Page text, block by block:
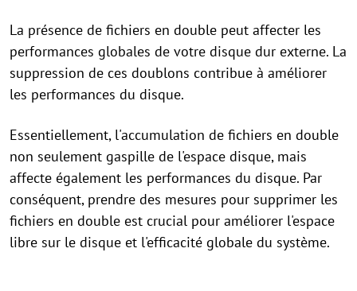
La présence de fichiers en double peut affecter les
performances globales de votre disque dur externe. La
suppression de ces doublons contribue à améliorer
les performances du disque.
Essentiellement, l'accumulation de fichiers en double
non seulement gaspille de l'espace disque, mais
affecte également les performances du disque. Par
conséquent, prendre des mesures pour supprimer les
fichiers en double est crucial pour améliorer l'espace
libre sur le disque et l'efficacité globale du système.